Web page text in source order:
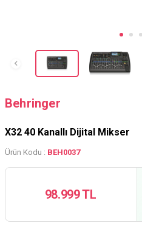
Behringer
X32 40 Kanallı Dijital Mikser
Ürün Kodu : BEH0037
98.999 TL